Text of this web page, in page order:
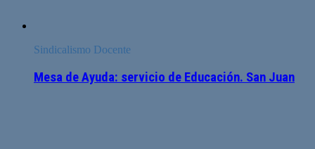
Sindicalismo Docente
Mesa de Ayuda: servicio de Educación. San Juan